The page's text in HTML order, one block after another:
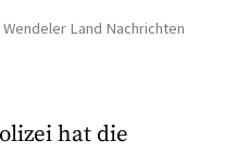
Wendeler Land Nachrichten
hat die